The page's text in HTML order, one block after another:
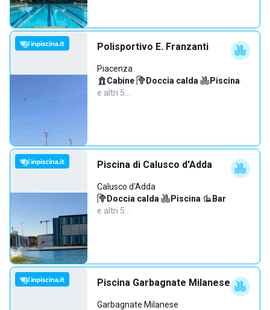
Polisportivo E. Franzanti
Piacenza
Cabine· Doccia calda· Piscina·
e altri 5…
Piscina di Calusco d'Adda
Calusco d'Adda
Doccia calda· Piscina· Bar·
e altri 5…
Piscina Garbagnate Milanese
Garbagnate Milanese